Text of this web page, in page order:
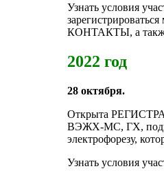
Узнать условия
КОНТАКТЫ, а также
2022 год
28 октября.
Открыта
ВЭЖХ-МС, ГХ,
электрофорезу,
Узнать условия